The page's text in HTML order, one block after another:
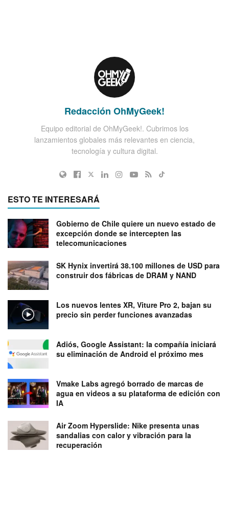
Redacción OhMyGeek!
Equipo editorial de OhMyGeek!. Cubrimos los
lanzamientos globales más relevantes en ciencia,
tecnología y cultura digital.
ESTO TE INTERESARÁ
Gobierno de Chile quiere un nuevo estado de
excepción donde se intercepten las
telecomunicaciones
SK Hynix invertirá 38.100 millones de USD para
construir dos fábricas de DRAM y NAND
Los nuevos lentes XR, Viture Pro 2, bajan su
precio sin perder funciones avanzadas
Adiós, Google Assistant: la compañía iniciará
su eliminación de Android el próximo mes
Vmake Labs agregó borrado de marcas de
agua en videos a su plataforma de edición con
IA
Air Zoom Hyperslide: Nike presenta unas
sandalias con calor y vibración para la
recuperación